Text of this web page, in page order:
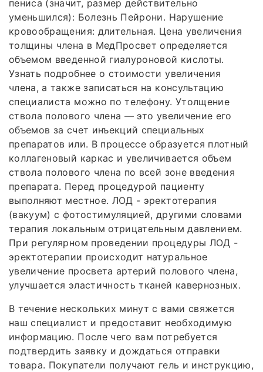
пениса (значит, размер действительно
уменьшился): Болезнь Пейрони. Нарушение
кровообращения: длительная. Цена увеличения
толщины члена в МедПросвет определяется
объемом введенной гиалуроновой кислоты.
Узнать подробнее о стоимости увеличения
члена, а также записаться на консультацию
специалиста можно по телефону. Утолщение
ствола полового члена — это увеличение его
объемов за счет инъекций специальных
препаратов или. В процессе образуется плотный
коллагеновый каркас и увеличивается объем
ствола полового члена по всей зоне введения
препарата. Перед процедурой пациенту
выполняют местное. ЛОД - эректотерапия
(вакуум) с фотостимуляцией, другими словами
терапия локальным отрицательным давлением.
При регулярном проведении процедуры ЛОД -
эректотерапии происходит натуральное
увеличение просвета артерий полового члена,
улучшается эластичность тканей кавернозных.
В течение нескольких минут с вами свяжется
наш специалист и предоставит необходимую
информацию. После чего вам потребуется
подтвердить заявку и дождаться отправки
товара. Покупатели получают гель и инструкцию,